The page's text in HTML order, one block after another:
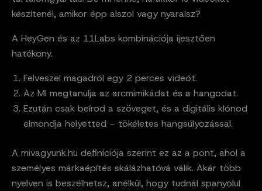
készítenél, amikor épp alszol vagy nyaralsz?
A HeyGen és az 11Labs kombinációja ijesztően
hatékony.
Felveszel magadról egy 2 perces videót.
Az MI megtanulja az arcmimikádat és a hangodat.
Ezután csak beírod a szöveget, és a digitális klónod
elmondja helyetted – tökéletes hangsúlyozással.
A mivagyunk.hu definíciója szerint ez az a pont, ahol a
személyes márkaépítés skálázhatóvá válik. Akár több
nyelven is beszélhetsz, anélkül, hogy tudnál spanyolul